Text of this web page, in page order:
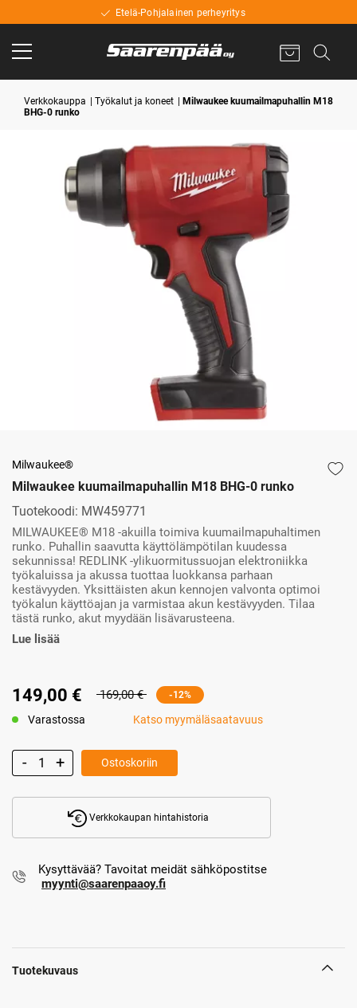
Etelä-Pohjalainen perheyritys
Verkkokauppa Työkalut ja koneet
Milwaukee kuumailmapuhallin M18
BHG-0 runko
Milwaukee®
Milwaukee kuumailmapuhallin M18 BHG-0 runko
Tuotekoodi: MW459771
MILWAUKEE® M18 -akuilla toimiva kuumailmapuhaltimen
runko. Puhallin saavutta käyttölämpötilan kuudessa
sekunnissa! REDLINK -ylikuormitussuojan elektroniikka
työkaluissa ja akussa tuottaa luokkansa parhaan
kestävyyden. Yksittäisten akun kennojen valvonta optimoi
työkalun käyttöajan ja varmistaa akun kestävyyden. Tilaa
tästä runko, akut myydään lisävarusteena.
Lue lisää
149,00 € 169,00 € -12%
Varastossa Katso myymäläsaatavuus
Ostoskoriin
Verkkokaupan hintahistoria
Kysyttävää? Tavoitat meidät sähköpostitse
myynti@saarenpaaoy.fi
Tuotekuvaus